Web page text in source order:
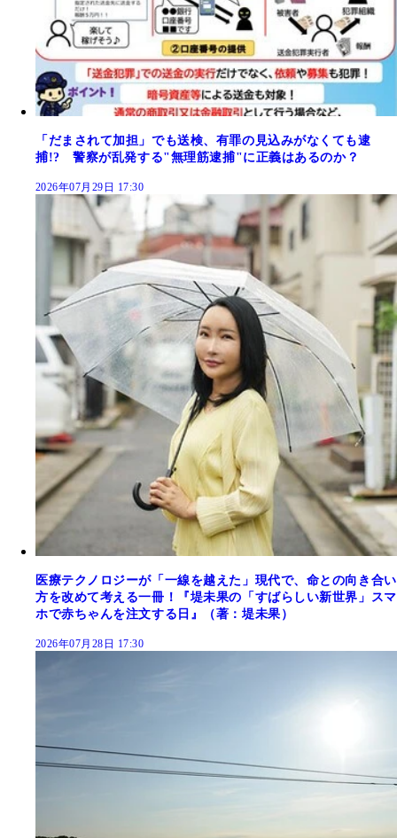
「だまされて加担」でも送検、有罪の見込みがなくても逮
捕!? 警察が乱発する"無理筋逮捕"に正義はあるのか？
2026年07月29日 17:30
医療テクノロジーが「一線を越えた」現代で、命との向き合い
方を改めて考える一冊！『堤未果の「すばらしい新世界」スマ
ホで赤ちゃんを注文する日』（著：堤未果）
2026年07月28日 17:30